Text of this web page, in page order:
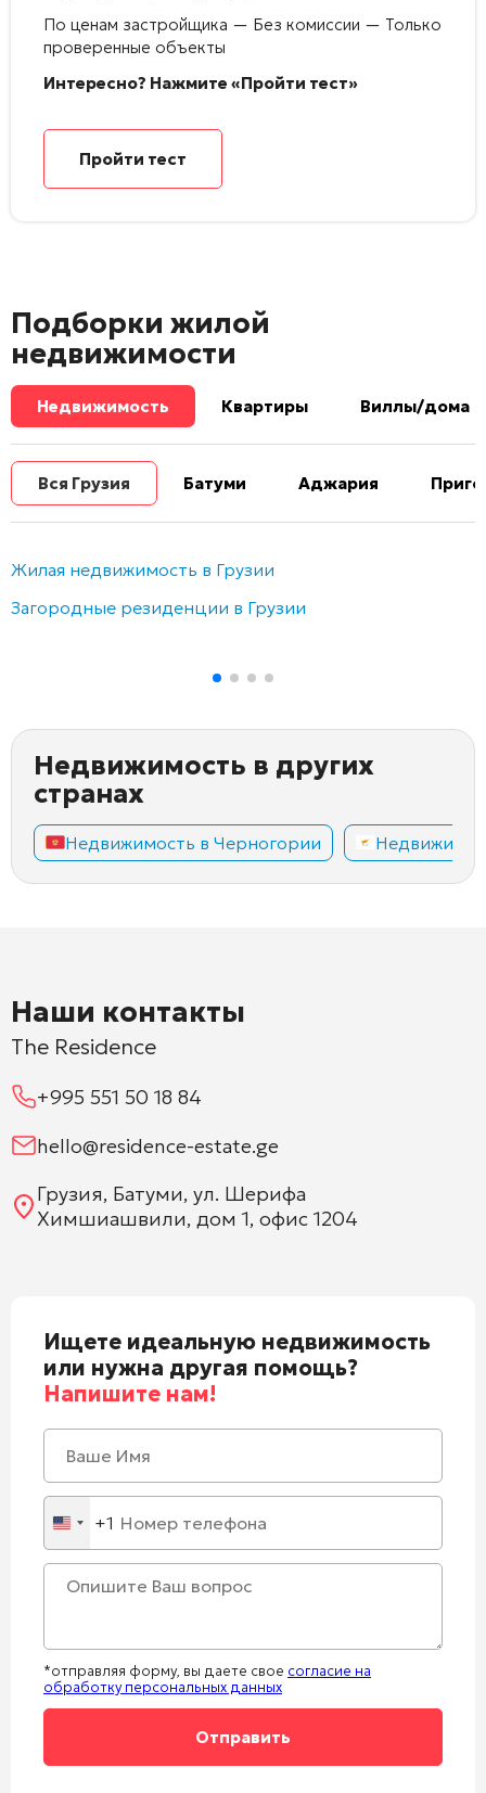
По ценам застройщика — Без комиссии — Только
проверенные объекты
Интересно? Нажмите «Пройти тест»
Пройти тест
Подборки жилой
недвижимости
Недвижимость Квартиры Виллы/дома
Вся Грузия Батуми Аджария
Жилая недвижимость в Грузии
Загородные резиденции в Грузии
Недвижимость в других
странах
Недвижимость в Черногории
Наши контакты
The Residence
+995 551 50 18 84
hello@residence-estate.ge
Грузия, Батуми, ул. Шерифа
Химшиашвили, дом 1, офис 1204
Ищете идеальную недвижимость
или нужна другая помощь?
Напишите нам!
United
States
+1
+1
*отправляя форму, вы даете свое согласие на
обработку персональных данных